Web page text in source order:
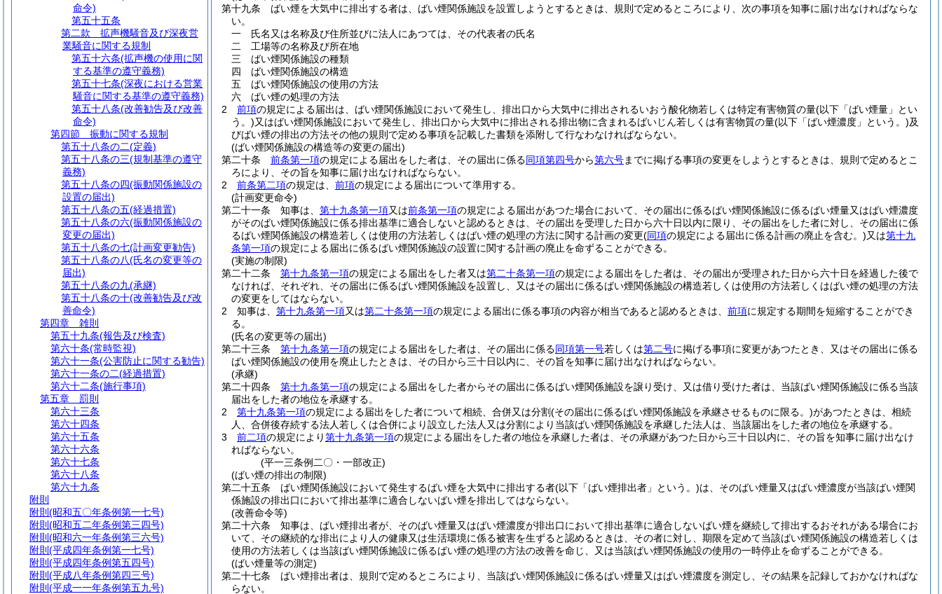
第十九条
ばい煙を大気中に排出する者は、ばい煙関係施設を設置しようとするときは、規則で定めるところにより、次の事項を知事に届け出なければならな
い。
一
氏名又は名称及び住所並びに法人にあつては、その代表者の氏名
二
工場等の名称及び所在地
三
ばい煙関係施設の種類
四
ばい煙関係施設の構造
五
ばい煙関係施設の使用の方法
六
ばい煙の処理の方法
2
前項の規定による届出は、ばい煙関係施設において発生し、排出口から大気中に排出されるいおう酸化物若しくは特定有害物質の量(以下「ばい煙量」とい
う。)又はばい煙関係施設において発生し、排出口から大気中に排出される排出物に含まれるばいじん若しくは有害物質の量(以下「ばい煙濃度」という。)及
びばい煙の排出の方法その他の規則で定める事項を記載した書類を添附して行なわなければならない。
(ばい煙関係施設の構造等の変更の届出)
第二十条
前条第一項の規定による届出をした者は、その届出に係る同項第四号から第六号までに掲げる事項の変更をしようとするときは、規則で定めるとこ
ろにより、その旨を知事に届け出なければならない。
2
前条第二項の規定は、 前項の規定による届出について準用する。
(計画変更命令)
第二十一条
知事は、 第十九条第一項又は前条第一項の規定による届出があつた場合において、その届出に係るばい煙関係施設に係るばい煙量又はばい煙濃度
がそのばい煙関係施設に係る排出基準に適合しないと認めるときは、その届出を受理した日から六十日以内に限り、その届出をした者に対し、その届出に係
るばい煙関係施設の構造若しくは使用の方法若しくはばい煙の処理の方法に関する計画の変更(同項の規定による届出に係る計画の廃止を含む。)又は第十九
条第一項の規定による届出に係るばい煙関係施設の設置に関する計画の廃止を命ずることができる。
(実施の制限)
第二十二条
第十九条第一項の規定による届出をした者又は第二十条第一項の規定による届出をした者は、その届出が受理された日から六十日を経過した後で
なければ、それぞれ、その届出に係るばい煙関係施設を設置し、又はその届出に係るばい煙関係施設の構造若しくは使用の方法若しくはばい煙の処理の方法
の変更をしてはならない。
2
知事は、 第十九条第一項又は第二十条第一項の規定による届出に係る事項の内容が相当であると認めるときは、 前項に規定する期間を短縮することができ
る。
(氏名の変更等の届出)
第二十三条
第十九条第一項の規定による届出をした者は、その届出に係る同項第一号若しくは第二号に掲げる事項に変更があつたとき、又はその届出に係る
ばい煙関係施設の使用を廃止したときは、その日から三十日以内に、その旨を知事に届け出なければならない。
(承継)
第二十四条
第十九条第一項の規定による届出をした者からその届出に係るばい煙関係施設を譲り受け、又は借り受けた者は、当該ばい煙関係施設に係る当該
届出をした者の地位を承継する。
2
第十九条第一項の規定による届出をした者について相続、合併又は分割(その届出に係るばい煙関係施設を承継させるものに限る。)があつたときは、相続
人、合併後存続する法人若しくは合併により設立した法人又は分割により当該ばい煙関係施設を承継した法人は、当該届出をした者の地位を承継する。
3
前二項の規定により第十九条第一項の規定による届出をした者の地位を承継した者は、その承継があつた日から三十日以内に、その旨を知事に届け出なけ
ればならない。
(平一三条例二〇・一部改正)
(ばい煙の排出の制限)
第二十五条
ばい煙関係施設において発生するばい煙を大気中に排出する者(以下「ばい煙排出者」という。)は、そのばい煙量又はばい煙濃度が当該ばい煙関
係施設の排出口において排出基準に適合しないばい煙を排出してはならない。
(改善命令等)
第二十六条
知事は、ばい煙排出者が、そのばい煙量又はばい煙濃度が排出口において排出基準に適合しないばい煙を継続して排出するおそれがある場合にお
いて、その継続的な排出により人の健康又は生活環境に係る被害を生ずると認めるときは、その者に対し、期限を定めて当該ばい煙関係施設の構造若しくは
使用の方法若しくは当該ばい煙関係施設に係るばい煙の処理の方法の改善を命じ、又は当該ばい煙関係施設の使用の一時停止を命ずることができる。
(ばい煙量等の測定)
第二十七条
ばい煙排出者は、規則で定めるところにより、当該ばい煙関係施設に係るばい煙量又はばい煙濃度を測定し、その結果を記録しておかなければな
らない。
命令)
第五十五条
第二款
拡声機騒音及び深夜営
業騒音に関する規制
第五十六条(拡声機の使用に関
する基準の遵守義務)
第五十七条(深夜における営業
騒音に関する基準の遵守義務)
第五十八条(改善勧告及び改善
命令)
第四節
振動に関する規制
第五十八条の二(定義)
第五十八条の三(規制基準の遵守
義務)
第五十八条の四(振動関係施設の
設置の届出)
第五十八条の五(経過措置)
第五十八条の六(振動関係施設の
変更の届出)
第五十八条の七(計画変更勧告)
第五十八条の八(氏名の変更等の
届出)
第五十八条の九(承継)
第五十八条の十(改善勧告及び改
善命令)
第四章
雑則
第五十九条(報告及び検査)
第六十条(常時監視)
第六十一条(公害防止に関する勧告)
第六十一条の二(経過措置)
第六十二条(施行事項)
第五章
罰則
第六十三条
第六十四条
第六十五条
第六十六条
第六十七条
第六十八条
第六十九条
附則
附則 (昭和五〇年条例第一七号)
附則 (昭和五二年条例第三四号)
附則 (昭和六一年条例第三六号)
附則 (平成四年条例第一七号)
附則 (平成四年条例第五四号)
附則 (平成八年条例第四三号)
附則 (平成一一年条例第五九号)